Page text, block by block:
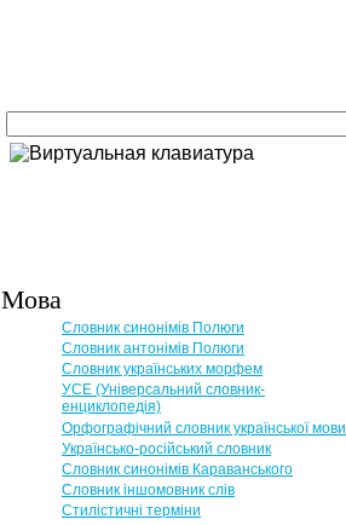
Мова
Словник синонімів Полюги
Словник антонімів Полюги
Словник українських морфем
УСЕ (Універсальний словник-
енциклопедія)
Орфографічний словник української мови
Українсько-російський словник
Словник синонімів Караванського
Словник іншомовник слів
Стилістичні терміни